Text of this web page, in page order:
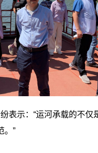
表示： “运河承载的不仅
”